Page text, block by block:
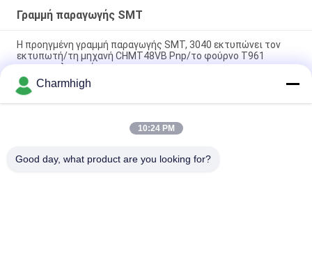
Γραμμή παραγωγής SMT
Η προηγμένη γραμμή παραγωγής SMT, 3040 εκτυπώνει τον
εκτυπωτή/τη μηχανή CHMT48VB Pnp/το φούρνο T961
επανακυκλοφορίας
Συνολικό μήκος 3,5m Μεγάλη ακρίβεια Μικρή γραμμή
παραγωγής SMT 0201, BGA, 144pin IC
Γραμμή συνελεύσεων PCB του Full Auto υψηλής επίδοσης για
Charmhigh
10:24 PM
Good day, what product are you looking for?